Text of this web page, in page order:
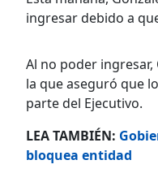
ingresar debido a
Al no poder
la que aseguró que
parte del Ejecutivo.
LEA TAMBIÉN:
bloquea entidad